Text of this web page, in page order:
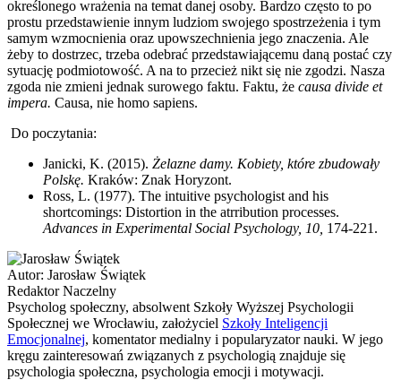
określonego wrażenia na temat danej osoby. Bardzo często to po
prostu przedstawienie innym ludziom swojego spostrzeżenia i tym
samym wzmocnienia oraz upowszechnienia jego znaczenia. Ale
żeby to dostrzec, trzeba odebrać przedstawiającemu daną postać czy
sytuację podmiotowość. A na to przecież nikt się nie zgodzi. Nasza
zgoda nie zmieni jednak surowego faktu. Faktu, że causa divide et
impera. Causa, nie homo sapiens.
Do poczytania:
Janicki, K. (2015). Żelazne damy. Kobiety, które zbudowały
Polskę. Kraków: Znak Horyzont.
Ross, L. (1977). The intuitive psychologist and his
shortcomings: Distortion in the atrribution processes.
Advances in Experimental Social Psychology, 10, 174-221.
Autor: Jarosław Świątek
Redaktor Naczelny
Psycholog społeczny, absolwent Szkoły Wyższej Psychologii
Społecznej we Wrocławiu, założyciel Szkoły Inteligencji
Emocjonalnej, komentator medialny i popularyzator nauki. W jego
kręgu zainteresowań związanych z psychologią znajduje się
psychologia społeczna, psychologia emocji i motywacji.